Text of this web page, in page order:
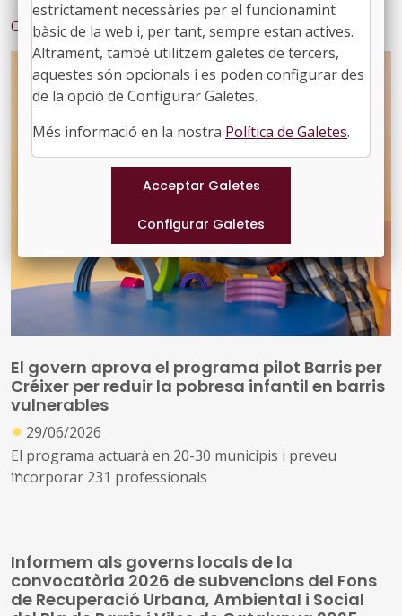
Contingut relacionat
El govern aprova el programa pilot Barris per
Créixer per reduir la pobresa infantil en barris
vulnerables
● 29/06/2026
El programa actuarà en 20-30 municipis i preveu
incorporar 231 professionals
vulnerabilitat socioeconòmica mitjançant
l'acompanyament integral a les famílies
Informem als governs locals de la
convocatòria 2026 de subvencions del Fons
de Recuperació Urbana, Ambiental i Social
estrictament necessàries per el funcionamint
bàsic de la web i, per tant, sempre estan actives.
Altrament, també utilitzem galetes de tercers,
aquestes són opcionals i es poden configurar des
de la opció de Configurar Galetes.
Més informació en la nostra Política de Galetes.